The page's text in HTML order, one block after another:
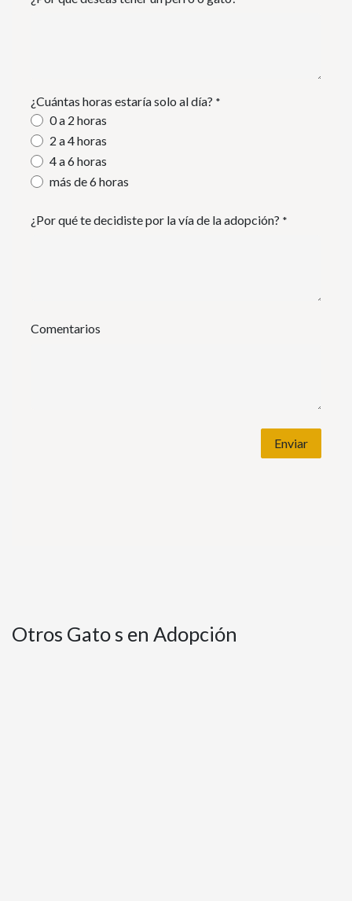
¿Cuántas horas estaría solo al día? *
0 a 2 horas
2 a 4 horas
4 a 6 horas
más de 6 horas
¿Por qué te decidiste por la vía de la adopción? *
Comentarios
Enviar
Otros Gato s en Adopción